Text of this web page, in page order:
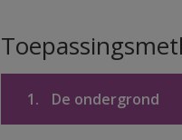
1. De ondergrond